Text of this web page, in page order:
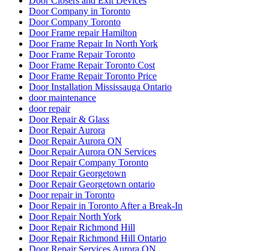
Door Company in Toronto
Door Company Toronto
Door Frame repair Hamilton
Door Frame Repair In North York
Door Frame Repair Toronto
Door Frame Repair Toronto Cost
Door Frame Repair Toronto Price
Door Installation Mississauga Ontario
door maintenance
door repair
Door Repair & Glass
Door Repair Aurora
Door Repair Aurora ON
Door Repair Aurora ON Services
Door Repair Company Toronto
Door Repair Georgetown
Door Repair Georgetown ontario
Door repair in Toronto
Door Repair in Toronto After a Break-In
Door Repair North York
Door Repair Richmond Hill
Door Repair Richmond Hill Ontario
Door Repair Services Aurora ON